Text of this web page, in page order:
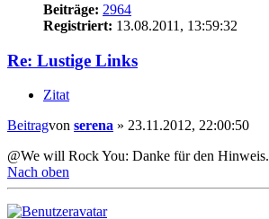
Beiträge: 2964
Registriert: 13.08.2011, 13:59:32
Re: Lustige Links
Zitat
Beitragvon serena » 23.11.2012, 22:00:50
@We will Rock You: Danke für den Hinweis.
Nach oben